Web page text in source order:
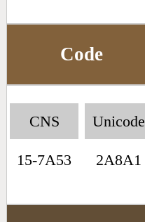
Code
CNS
15-7A53
Unicode
2A8A1